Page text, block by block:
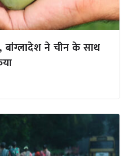
बांग्लादेश ने चीन के साथ